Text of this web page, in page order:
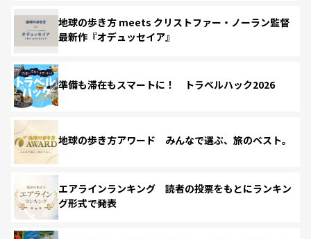
地球の歩き方 meets クリストファー・ノーラン監督
最新作『オデュッセイア』
準備も滞在もスマートに！ トラベルハック2026
地球の歩き方アワード みんなで選ぶ、旅のベスト。
エアラインランキング 読者の投票をもとにランキン
グ形式で発表